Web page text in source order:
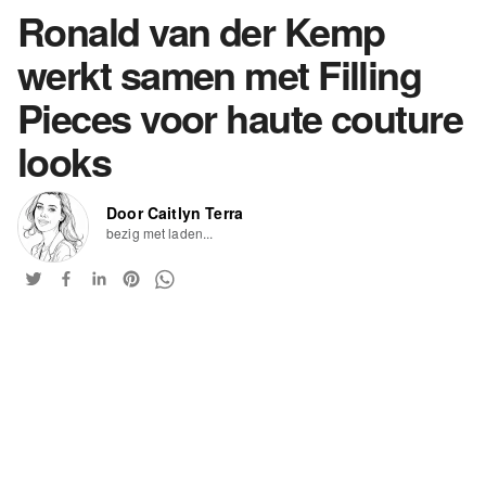
Ronald van der Kemp
werkt samen met Filling
Pieces voor haute couture
looks
Door Caitlyn Terra
bezig met laden...